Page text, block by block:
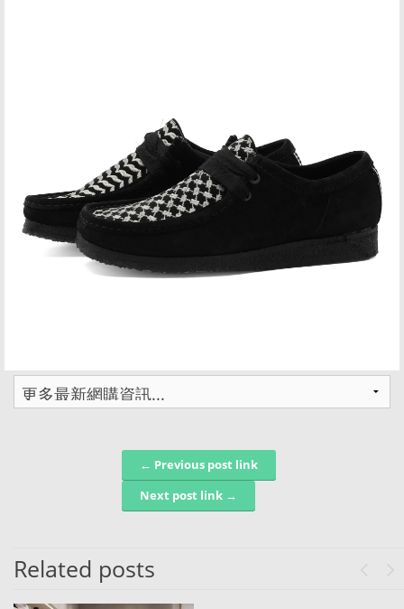
Post navigation← Previous post link
Next post link →
Related posts